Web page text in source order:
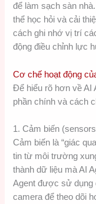
để làm sạch sàn
thể học hỏi và cải
cách ghi nhớ vị trí
động điều chỉnh lực
Cơ chế hoạt động
Để hiểu rõ hơn về AI
phần chính và cách
1. Cảm biến
Cảm biến là “giác
tin từ môi trường
thành dữ liệu mà AI
Agent được sử dụng
camera để theo dõi